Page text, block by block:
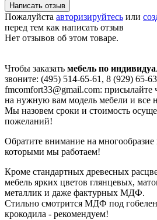
Написать отзыв
Пожалуйста авторизируйтесь или
перед тем как написать отзыв
Нет отзывов об этом товаре.
Чтобы заказать мебель по
звоните: (495) 514-65-61, 8 (929) 65-
fmcomfort33@gmail.com: присылайте
на нужную вам модель мебели и все
Мы назовем сроки и стоимость
пожеланий!
Обратите внимание на многообразие
которыми мы работаем!
Кроме стандартных древесных
мебель ярких цветов глянцевых,
металлик и даже фактурных МДФ.
Стильно смотрится МДФ под
крокодила - рекомендуем!